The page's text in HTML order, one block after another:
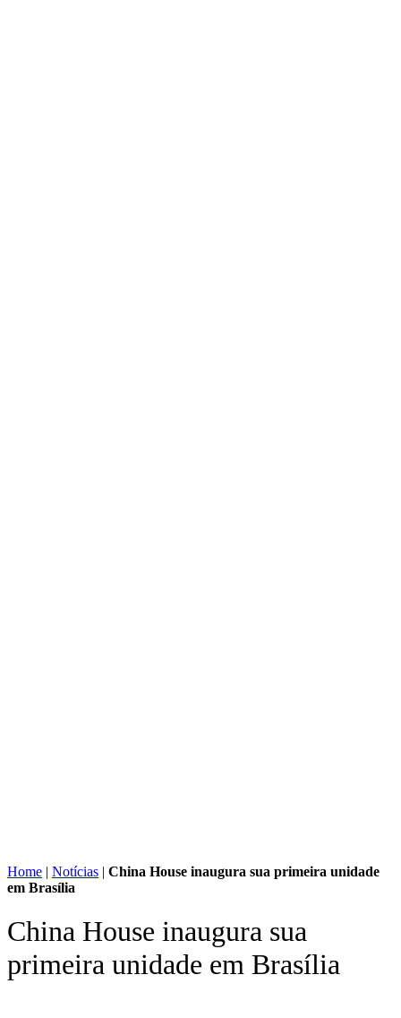
Home | Notícias | China House inaugura sua primeira unidade
em Brasília
China House inaugura sua
primeira unidade em Brasília